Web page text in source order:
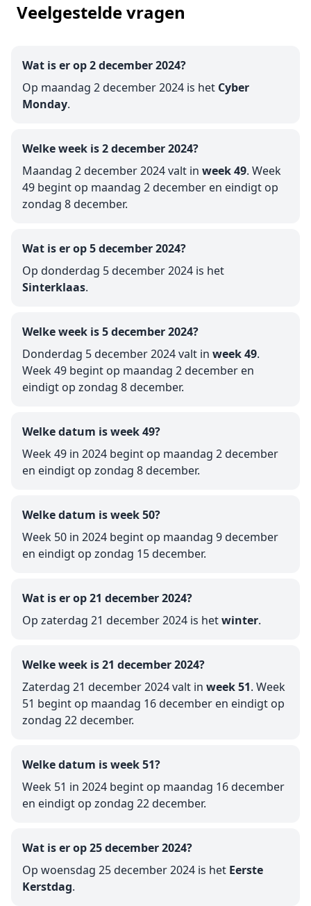
Veelgestelde vragen
Wat is er op 2 december 2024?
Op maandag 2 december 2024 is het Cyber
Monday.
Welke week is 2 december 2024?
Maandag 2 december 2024 valt in week 49. Week
49 begint op maandag 2 december en eindigt op
zondag 8 december.
Wat is er op 5 december 2024?
Op donderdag 5 december 2024 is het
Sinterklaas.
Welke week is 5 december 2024?
Donderdag 5 december 2024 valt in week 49.
Week 49 begint op maandag 2 december en
eindigt op zondag 8 december.
Welke datum is week 49?
Week 49 in 2024 begint op maandag 2 december
en eindigt op zondag 8 december.
Welke datum is week 50?
Week 50 in 2024 begint op maandag 9 december
en eindigt op zondag 15 december.
Wat is er op 21 december 2024?
Op zaterdag 21 december 2024 is hetwinter.
Welke week is 21 december 2024?
Zaterdag 21 december 2024 valt in week 51. Week
51 begint op maandag 16 december en eindigt op
zondag 22 december.
Welke datum is week 51?
Week 51 in 2024 begint op maandag 16 december
en eindigt op zondag 22 december.
Wat is er op 25 december 2024?
Op woensdag 25 december 2024 is het Eerste
Kerstdag.